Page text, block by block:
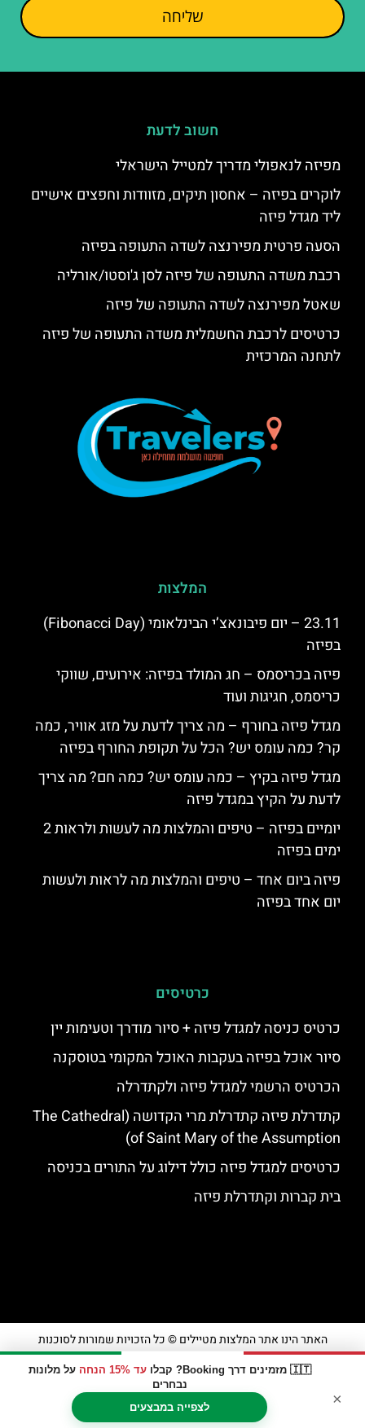
🇮🇹 מזמינים דרך Booking? קבלו עד 15% הנחה
על מלונות
נבחרים
לצפייה במבצעים
×
שליחה
חשוב לדעת
מפיזה לנאפולי מדריך למטייל הישראלי
לוקרים בפיזה – אחסון תיקים, מזוודות וחפצים אישיים
ליד מגדל פיזה
הסעה פרטית מפירנצה לשדה התעופה בפיזה
רכבת משדה התעופה של פיזה לסן ג'וסטו/אורליה
שאטל מפירנצה לשדה התעופה של פיזה
כרטיסים לרכבת החשמלית משדה התעופה של פיזה
לתחנה המרכזית
המלצות
23.11 – יום פיבונאצ’י הבינלאומי (Fibonacci Day)
בפיזה
פיזה בכריסמס – חג המולד בפיזה: אירועים, שווקי
כריסמס, חגיגות ועוד
מגדל פיזה בחורף – מה צריך לדעת על מזג אוויר, כמה
קר? כמה עומס יש? הכל על תקופת החורף בפיזה
מגדל פיזה בקיץ – כמה עומס יש? כמה חם? מה צריך
לדעת על הקיץ במגדל פיזה
יומיים בפיזה – טיפים והמלצות מה לעשות ולראות 2
ימים בפיזה
פיזה ביום אחד – טיפים והמלצות מה לראות ולעשות
יום אחד בפיזה
כרטיסים
כרטיס כניסה למגדל פיזה + סיור מודרך וטעימות יין
סיור אוכל בפיזה בעקבות האוכל המקומי בטוסקנה
הכרטיס הרשמי למגדל פיזה ולקתדרלה
קתדרלת פיזה קתדרלת מרי הקדושה (The Cathedral
of Saint Mary of the Assumption)
כרטיסים למגדל פיזה כולל דילוג על התורים בכניסה
בית קברות וקתדרלת פיזה
האתר הינו אתר המלצות מטיילים © כל הזכויות שמורות לסוכנות
מדיניות פרטיות